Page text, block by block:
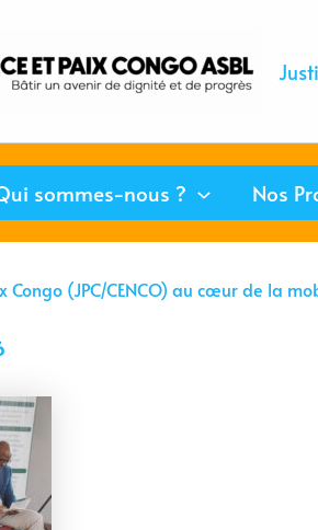
sommes-nous ? Nos
Congo (JPC/CENCO) au cœur de la